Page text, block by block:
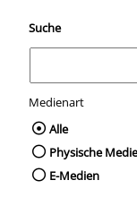
Suche
Medienart
Wählen
Alle
Physische
E-Medien